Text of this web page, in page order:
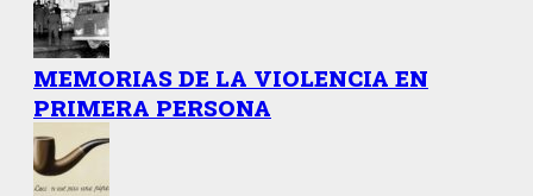
MEMORIAS DE LA VIOLENCIA EN
PRIMERA PERSONA